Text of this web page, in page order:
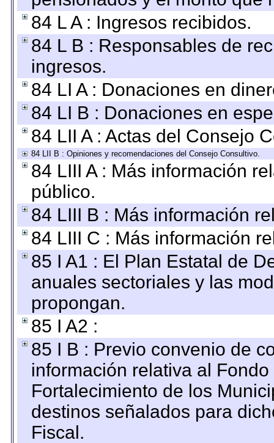
84 L A : Ingresos recibidos.
84 L B : Responsables de
ingresos.
84 LI A : Donaciones en
84 LI B : Donaciones en
84 LII A : Actas del Consejo
84 LII B : Opiniones y recomendaciones del Consejo Consultivo.
84 LIII A : Más información
público.
84 LIII B : Más información
84 LIII C : Más información
85 I A1 : El Plan Estatal de
anuales sectoriales y las
propongan.
85 I A2 :
85 I B : Previo convenio de
información relativa al
Fortalecimiento de los
destinos señalados para
Fiscal.